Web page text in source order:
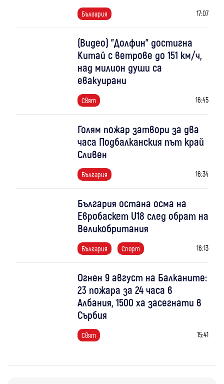
България 17:07
(Видео) "Долфин" достигна
Китай с ветрове до 151 км/ч,
над милион души са
евакуирани
Свят 16:45
Голям пожар затвори за два
часа Подбалканския път край
Сливен
България 16:34
България остана осма на
Евробаскет U18 след обрат на
Великобритания
България Спорт 16:13
Огнен 9 август на Балканите:
23 пожара за 24 часа в
Албания, 1500 ха засегнати в
Сърбия
Свят 15:41